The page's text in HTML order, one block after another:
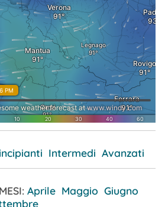
Intermedi Avanzati
Aprile Maggio Giugno